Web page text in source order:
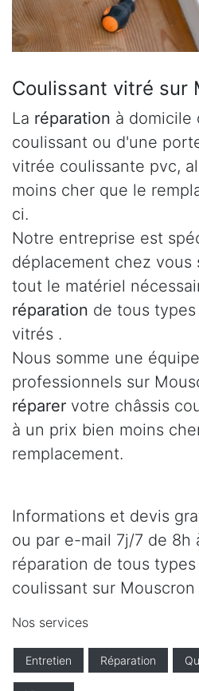
Coulissant vitré sur
La réparation à domicile
coulissant ou d'une
vitrée coulissante pvc,
moins cher que le
ci.
Notre entreprise est
déplacement chez vous
tout le matériel
réparation de tous
vitrés .
Nous somme une
professionnels sur
réparer votre châssis
à un prix bien moins
remplacement.
Informations et devis
ou par e-mail 7j/7 de 8h
réparation de tous
coulissant sur Mouscron
Nos services
Entretien Réparation